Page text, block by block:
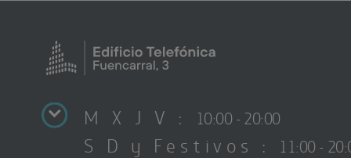
M X J V : 10:00 - 20:00
S D y Festivos : 11:00 -